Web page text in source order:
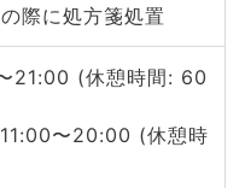
際に処方箋処置
21:00 (休憩時間: 60
〜20:00 (休憩時